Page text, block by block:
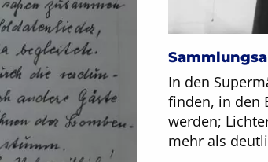
In den
finden, in den
werden;
mehr als